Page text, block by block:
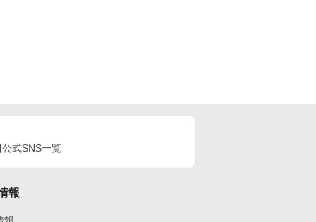
公式SNS一覧
報